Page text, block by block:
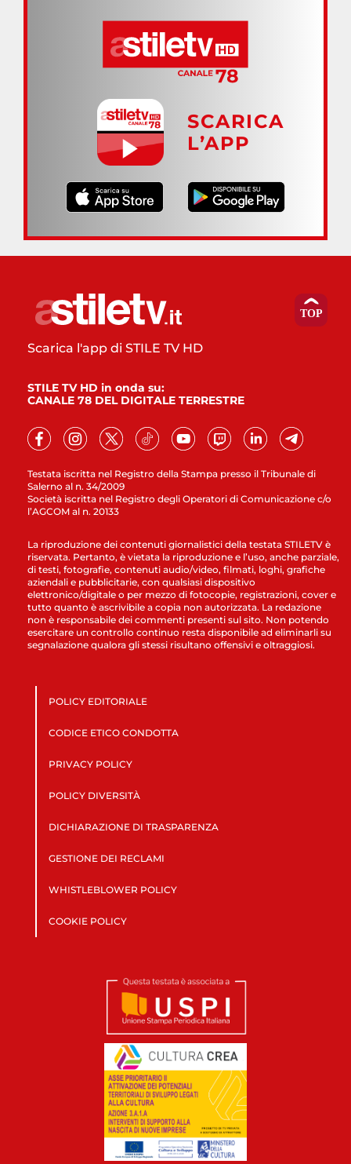
SCARICA
L’APP
Testata iscritta nel Registro della Stampa presso il Tribunale di
Salerno al n. 34/2009
Società iscritta nel Registro degli Operatori di Comunicazione c/o
l’AGCOM al n. 20133
Scarica l'app di STILE TV HD
STILE TV HD in onda su:
CANALE 78 DEL DIGITALE TERRESTRE
La riproduzione dei contenuti giornalistici della testata STILETV è
riservata. Pertanto, è vietata la riproduzione e l’uso, anche parziale,
di testi, fotografie, contenuti audio/video, filmati, loghi, grafiche
aziendali e pubblicitarie, con qualsiasi dispositivo
elettronico/digitale o per mezzo di fotocopie, registrazioni, cover e
tutto quanto è ascrivibile a copia non autorizzata. La redazione
non è responsabile dei commenti presenti sul sito. Non potendo
esercitare un controllo continuo resta disponibile ad eliminarli su
segnalazione qualora gli stessi risultano offensivi e oltraggiosi.
POLICY EDITORIALE
CODICE ETICO CONDOTTA
PRIVACY POLICY
POLICY DIVERSITÀ
DICHIARAZIONE DI TRASPARENZA
GESTIONE DEI RECLAMI
WHISTLEBLOWER POLICY
COOKIE POLICY